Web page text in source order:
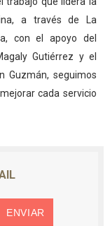
a través de La
con el apoyo del
Gutiérrez y el
Guzmán, seguimos
cada servicio